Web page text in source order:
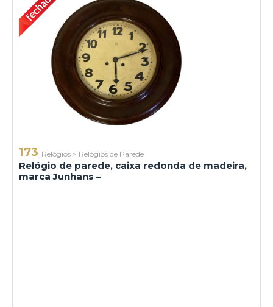
173 Relógios > Relógios de Parede
Relógio de parede, caixa redonda de madeira,
marca Junhans –